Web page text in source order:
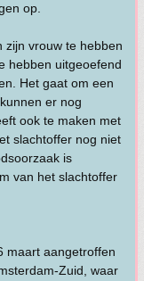
op.
zijn vrouw te hebben
hebben uitgeoefend
Het gaat om een
er nog
ook te maken met
slachtoffer nog niet
is
van het slachtoffer
maart aangetroffen
Zuid, waar